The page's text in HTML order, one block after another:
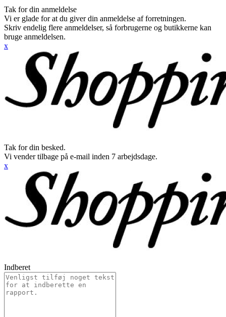
Tak for din anmeldelse
Vi er glade for at du giver din anmeldelse af forretningen.
Skriv endelig flere anmeldelser, så forbrugerne og butikkerne kan
bruge anmeldelsen.
x
Tak for din besked.
Vi vender tilbage på e-mail inden 7 arbejdsdage.
x
Indberet